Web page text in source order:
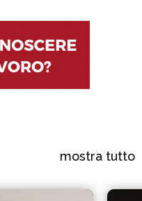
mostra tutto